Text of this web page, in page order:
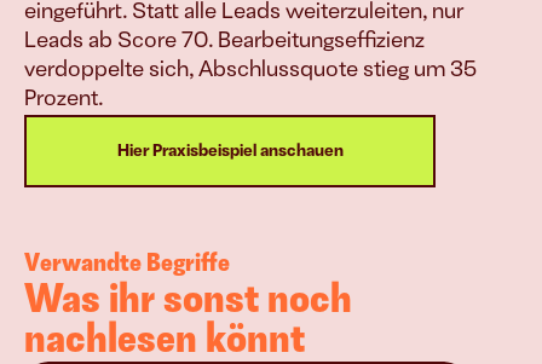
eingeführt. Statt alle Leads weiterzuleiten, nur
Leads ab Score 70. Bearbeitungseffizienz
verdoppelte sich, Abschlussquote stieg um 35
Prozent.
Hier Praxisbeispiel anschauen
Verwandte Begriffe
Was ihr sonst noch
nachlesen könnt